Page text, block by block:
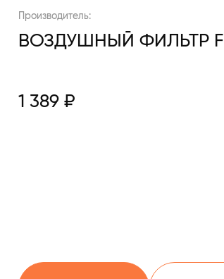
Производитель:
ВОЗДУШНЫЙ ФИЛЬТР
1 389 ₽